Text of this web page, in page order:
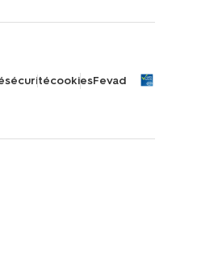
sécuritécookiesFevad